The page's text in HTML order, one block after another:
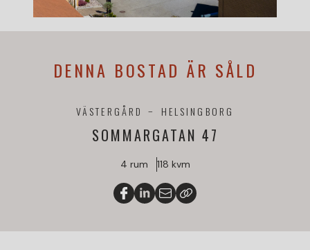
DENNA BOSTAD ÄR SÅLD
SOMMARGATAN 47
VÄSTERGÅRD HELSINGBORG
4 rum 118 kvm